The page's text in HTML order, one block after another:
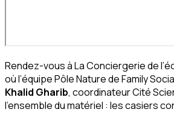
Rendez-vous à La Conciergerie de
où l’équipe Pôle Nature de Family
Khalid Gharib, coordinateur Cité
l’ensemble du matériel : les casiers